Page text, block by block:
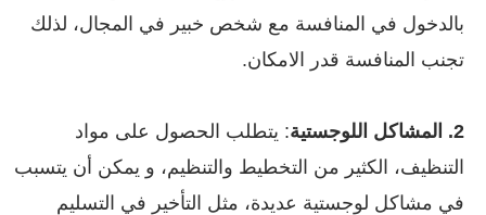
بالدخول في المنافسة مع شخص خبير في المجال، لذلك
تجنب المنافسة قدر الامكان.
2. المشاكل اللوجستية : يتطلب الحصول على مواد
التنظيف، الكثير من التخطيط والتنظيم، و يمكن أن يتسبب
في مشاكل لوجستية عديدة، مثل التأخير في التسليم